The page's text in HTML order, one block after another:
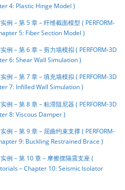
4: Plastic Hinge Model )
例 – 第 5 章 – 纤维截面模型 ( PERFORM-
5: Fiber Section Model )
例 – 第 6 章 – 剪力墙模拟 ( PERFORM-3D
6: Shear Wall Simulation )
例 – 第 7 章 – 填充墙模拟 ( PERFORM-3D
7: Infilled Wall Simulation )
例 – 第 8 章 – 粘滞阻尼器 ( PERFORM-3D
8: Viscous Damper )
例 – 第 9 章 – 屈曲约束支撑 ( PERFORM-
9: Buckling Restrained Brace )
例 – 第 10 章 – 摩擦摆隔震支座 (
– Chapter 10: Seismic Isolator